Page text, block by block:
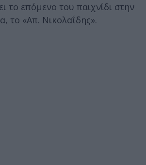
το επόμενο του παιχνίδι στην
το «Απ. Νικολαΐδης».